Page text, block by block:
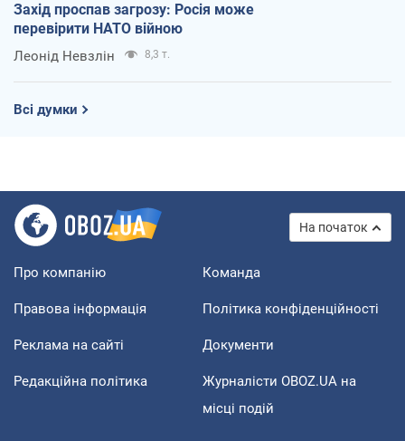
Захід проспав загрозу: Росія може
перевірити НАТО війною
Леонід Невзлін 8,3 т.
Всі думки
На початок
Про компанію Команда
Правова інформація Політика конфіденційності
Реклама на сайті Документи
Редакційна політика
Журналісти OBOZ.UA на
місці подій